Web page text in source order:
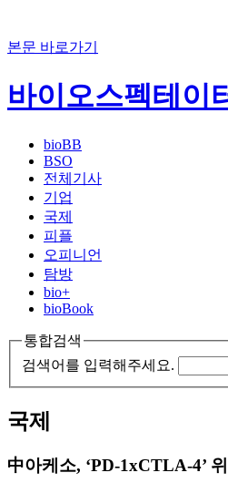
본문 바로가기
바이오스펙테이
bioBB
BSO
전체기사
기업
국제
피플
오피니언
탐방
bio+
bioBook
통합검색
검색어를 입력해주세요.
국제
中아케소, ‘PD-1xCTLA-4’